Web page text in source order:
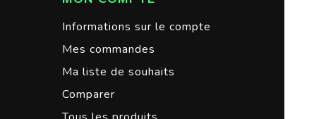
Informations sur le compte
Mes commandes
Ma liste de souhaits
Comparer